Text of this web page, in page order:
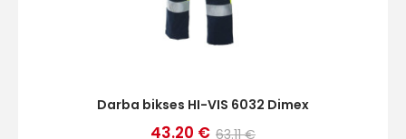
Darba bikses HI-VIS 6032 Dimex
43.20 € 63.11 €